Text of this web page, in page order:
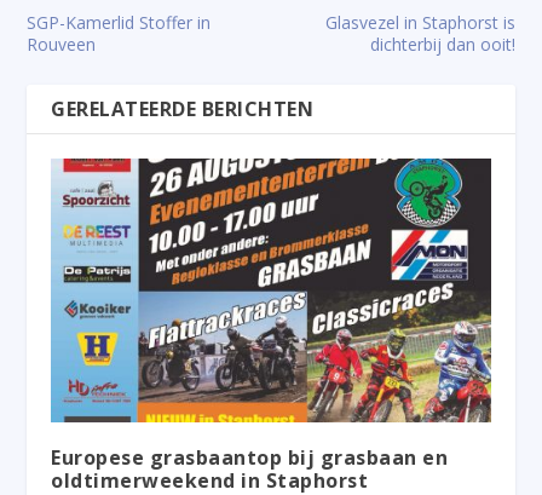
SGP-Kamerlid Stoffer in
Rouveen
Glasvezel in Staphorst is
dichterbij dan ooit!
GERELATEERDE BERICHTEN
Europese grasbaantop bij grasbaan en
oldtimerweekend in Staphorst